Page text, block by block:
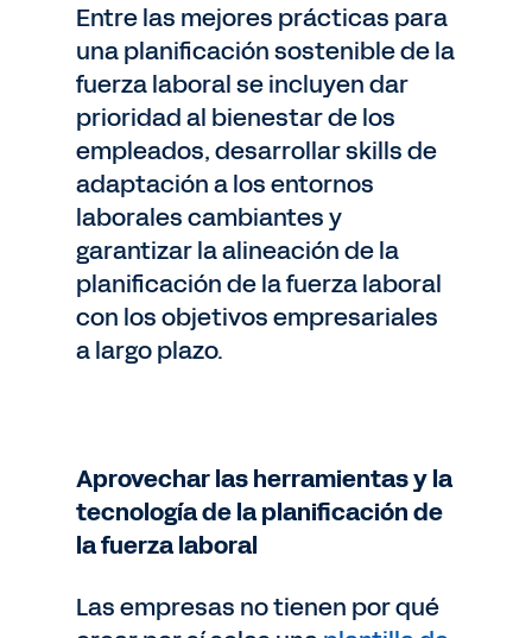
Entre las mejores prácticas para
una planificación sostenible de la
fuerza laboral se incluyen dar
prioridad al bienestar de los
empleados, desarrollar skills de
adaptación a los entornos
laborales cambiantes y
garantizar la alineación de la
planificación de la fuerza laboral
con los objetivos empresariales
a largo plazo.
Aprovechar las herramientas y la
tecnología de la planificación de
la fuerza laboral
Las empresas no tienen por qué